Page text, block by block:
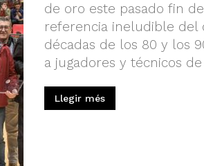
de oro este pasado fin
referencia ineludible del
décadas de los 80 y los
a jugadores y técnicos
Llegir més